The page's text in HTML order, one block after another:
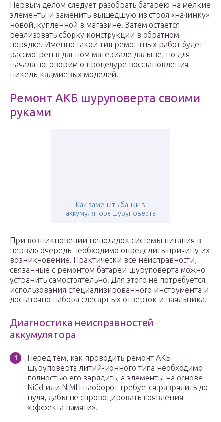
Первым делом следует разобрать батарею на мелкие
элементы и заменить вышедшую из строя «начинку»
новой, купленной в магазине. Затем остаётся
реализовать сборку конструкции в обратном
порядке. Именно такой тип ремонтных работ будет
рассмотрен в данном материале дальше, но для
начала поговорим о процедуре восстановления
никель-кадмиевых моделей.
Ремонт АКБ шуруповерта своими
руками
Как заменить банки в
аккумуляторе шуруповерта
При возникновении неполадок системы питания в
первую очередь необходимо определить причину их
возникновение. Практически все неисправности,
связанные с ремонтом батареи шуруповерта можно
устранить самостоятельно. Для этого не потребуется
использования специализированного инструмента и
достаточно набора слесарных отверток и паяльника.
Диагностика неисправностей
аккумулятора
Перед тем, как проводить ремонт АКБ
шуруповерта литий-ионного типа необходимо
полностью его зарядить, а элементы на основе
NiCd или NiMH наоборот требуется разрядить до
нуля, дабы не спровоцировать появления
«эффекта памяти».